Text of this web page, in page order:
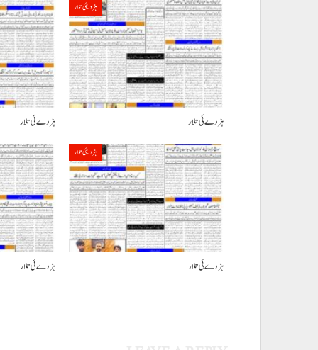
ہڑدے ئی تلار
ہڑدیئی تلار
ہڑدے ئی تلار
ہڑدے ئی تلار
ہڑدیئی تلار
ہڑدے ئی تلار